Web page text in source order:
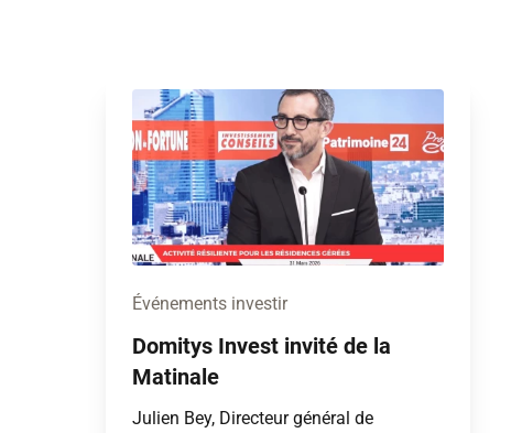
Événements investir
Domitys Invest invité de la
Matinale
Julien Bey, Directeur général de